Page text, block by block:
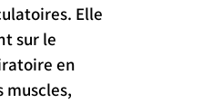
Elle
sur le
en